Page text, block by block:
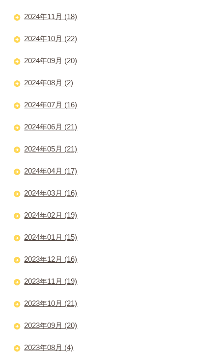
2024年11月 (18)
2024年10月 (22)
2024年09月 (20)
2024年08月 (2)
2024年07月 (16)
2024年06月 (21)
2024年05月 (21)
2024年04月 (17)
2024年03月 (16)
2024年02月 (19)
2024年01月 (15)
2023年12月 (16)
2023年11月 (19)
2023年10月 (21)
2023年09月 (20)
2023年08月 (4)